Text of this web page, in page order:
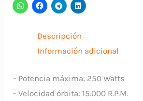
250W
cantidad
Descripción
Información adicional
– Potencia máxima: 250 Watts
– Velocidad órbita: 15.000 R.P.M.